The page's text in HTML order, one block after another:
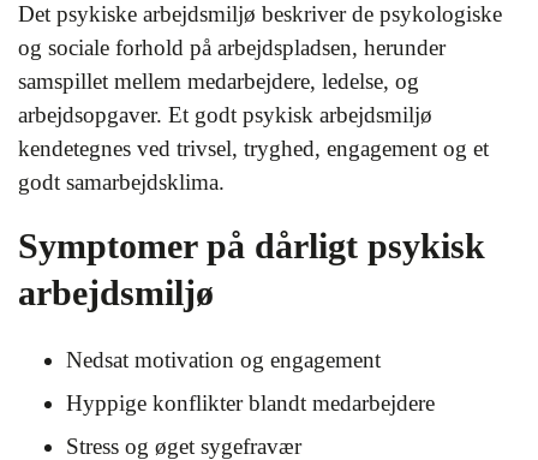
Det psykiske arbejdsmiljø beskriver de psykologiske
og sociale forhold på arbejdspladsen, herunder
samspillet mellem medarbejdere, ledelse, og
arbejdsopgaver. Et godt psykisk arbejdsmiljø
kendetegnes ved trivsel, tryghed, engagement og et
godt samarbejdsklima.
Symptomer på dårligt psykisk
arbejdsmiljø
Nedsat motivation og engagement
Hyppige konflikter blandt medarbejdere
Stress og øget sygefravær